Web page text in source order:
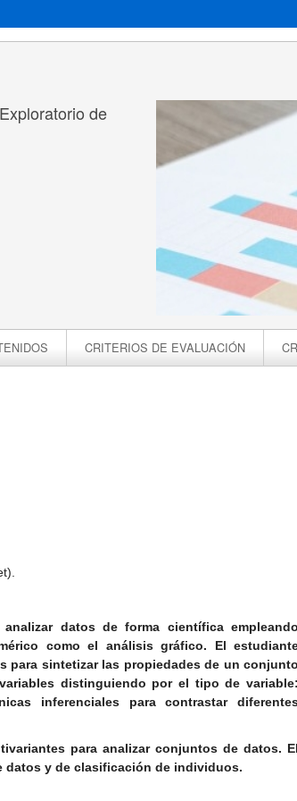
de
CRITERIOS DE EVALUACIÓN
datos de forma científica empleando
como el análisis gráfico. El
para sintetizar las propiedades de un conjunto
distinguiendo por el tipo de variable:
inferenciales para contrastar
para analizar conjuntos de datos. El
datos y de clasificación de individuos.